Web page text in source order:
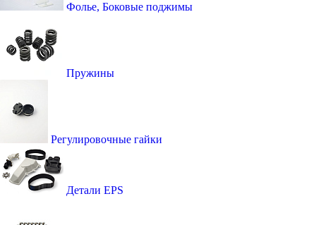
Фолье, Боковые поджимы
Пружины
Регулировочные гайки
Детали EPS